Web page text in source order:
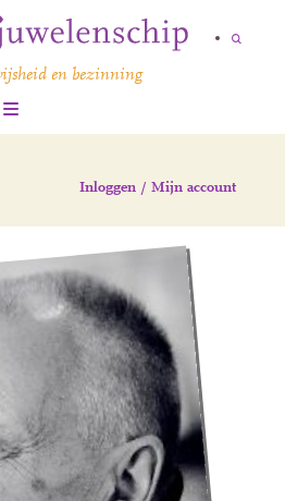
en bezinning
Inloggen / Mijn account